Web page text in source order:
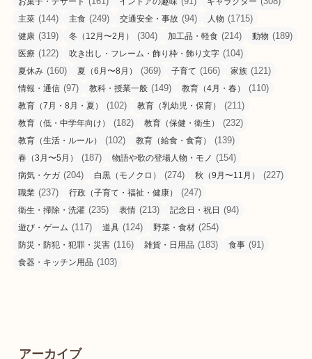
主菜 (144) 主食 (249) 交通安全・事故 (94) 人物 (1715)
健康 (319) 冬（12月〜2月） (304) 加工品・軽食 (214) 動物 (189)
医療 (122) 吹き出し・フレーム・飾り枠・飾り文字 (104)
夏休み (160) 夏（6月〜8月） (369) 子育て (166) 家族 (121)
情報・通信 (97) 教科・授業一般 (149) 教育（4月・春） (110)
教育（7月・8月・夏） (102) 教育（乳幼児・保育） (211)
教育（低・中学年向け） (182) 教育（保健・衛生） (232)
教育（生活・ルール） (102) 教育（給食・食育） (139)
春（3月〜5月） (187) 物語や歌の登場人物・モノ (154)
病気・ケガ (204) 白黒（モノクロ） (274) 秋（9月〜11月） (227)
職業 (237) 行政（子育て・福祉・健康） (247)
衛生・掃除・洗濯 (235) 表情 (213) 記念日・祝日 (94)
遊び・ゲーム (117) 道具 (124) 野菜・食材 (254)
防災・防犯・犯罪・災害 (116) 雑貨・日用品 (183) 食事 (91)
食器・キッチン用品 (103)
アーカイブ